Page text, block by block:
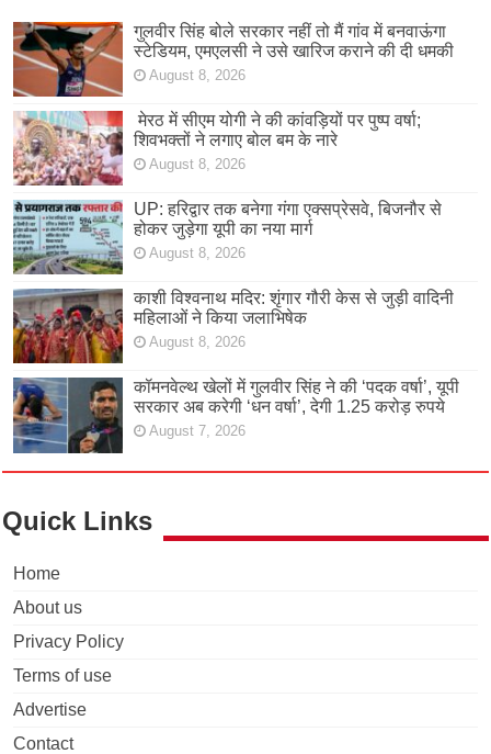
गुलवीर सिंह बोले सरकार नहीं तो मैं गांव में बनवाऊंगा
स्टेडियम, एमएलसी ने उसे खारिज कराने की दी धमकी
August 8, 2026
मेरठ में सीएम योगी ने की कांवड़ियों पर पुष्प वर्षा;
शिवभक्तों ने लगाए बोल बम के नारे
August 8, 2026
UP: हरिद्वार तक बनेगा गंगा एक्सप्रेसवे, बिजनौर से
होकर जुड़ेगा यूपी का नया मार्ग
August 8, 2026
काशी विश्वनाथ मदिर: शृंगार गौरी केस से जुड़ी वादिनी
महिलाओं ने किया जलाभिषेक
August 8, 2026
कॉमनवेल्थ खेलों में गुलवीर सिंह ने की ‘पदक वर्षा’, यूपी
सरकार अब करेगी ‘धन वर्षा’, देगी 1.25 करोड़ रुपये
August 7, 2026
Quick Links
Home
About us
Privacy Policy
Terms of use
Advertise
Contact